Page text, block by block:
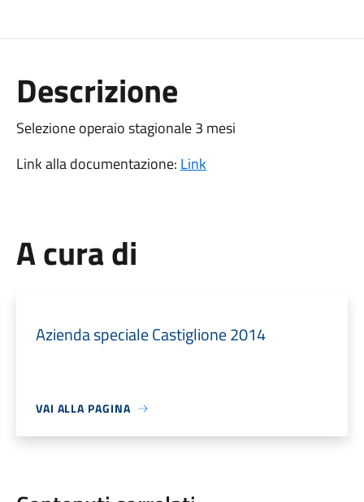
Descrizione
Selezione operaio stagionale 3 mesi
Link alla documentazione: Link
A cura di
Azienda speciale Castiglione 2014
VAI ALLA PAGINA